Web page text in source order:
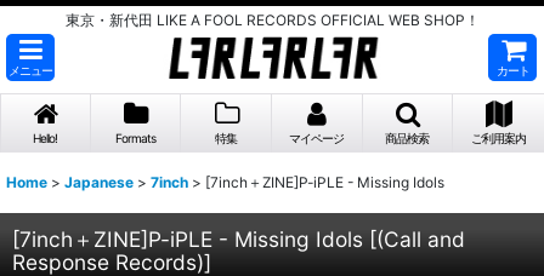
東京・新代田 LIKE A FOOL RECORDS OFFICIAL WEB SHOP！
メニュー カート
Hello! Formats 特集 マイページ 商品検索 ご利用案内
Home > Japanese > 7inch > [7inch＋ZINE]P-iPLE - Missing Idols
[7inch＋ZINE]P-iPLE - Missing Idols [(Call and
Response Records)]